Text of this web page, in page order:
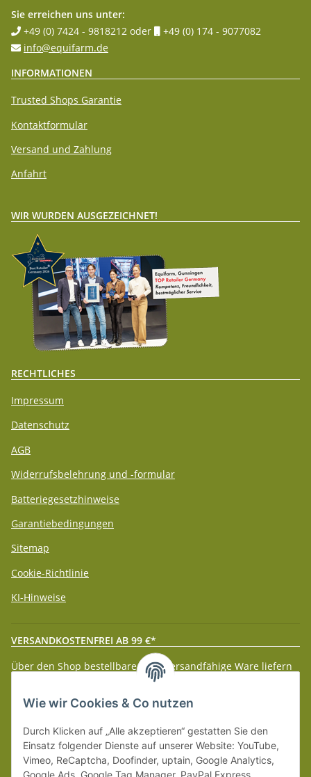
Sie erreichen uns unter:
+49 (0) 7424 - 9818212 oder
+49 (0) 174 - 9077082
info@equifarm.de
INFORMATIONEN
Trusted Shops Garantie
Kontaktformular
Versand und Zahlung
Anfahrt
WIR WURDEN AUSGEZEICHNET!
RECHTLICHES
Impressum
Datenschutz
AGB
Widerrufsbelehrung und -formular
Batteriegesetzhinweise
Garantiebedingungen
Sitemap
Cookie-Richtlinie
KI-Hinweise
VERSANDKOSTENFREI AB 99 €*
Über den Shop bestellbare paketversandfähige Ware liefern
wir innerhalb Deutschland (Festland) ab 99 € * Warenwert
versandkostenfrei.
Weitere Versanddetails entnehmen Sie bitte unserenLiefer-
und Zahlungsbedingungen.
Wie wir Cookies & Co nutzen
Durch Klicken auf „Alle akzeptieren“ gestatten Sie den
Einsatz folgender Dienste auf unserer Website: YouTube,
Vimeo, ReCaptcha, Doofinder, uptain, Google Analytics,